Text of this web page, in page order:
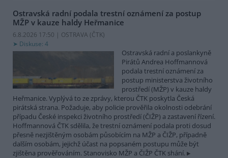
Ostravská radní podala trestní oznámení za postup
MŽP v kauze haldy Heřmanice
6.8.2026 17:50 | OSTRAVA (ČTK)
Diskuse: 4
Ostravská radní a poslankyně
Pirátů Andrea Hoffmannová
podala trestní oznámení za
postup ministerstva životního
prostředí (MŽP) v kauze haldy
Heřmanice. Vyplývá to ze zprávy, kterou ČTK poskytla Česká
pirátská strana. Požaduje, aby policie prověřila okolnosti odebrání
případu České inspekci životního prostředí (ČIŽP) a zastavení řízení.
Hoffmannová ČTK sdělila, že trestní oznámení podala proti dosud
přesně nezjištěným osobám působícím na MŽP a ČIŽP, případně
dalším osobám, jejichž účast na popsaném postupu může být
zjištěna prověřováním. Stanovisko MŽP a ČIŽP ČTK shání.